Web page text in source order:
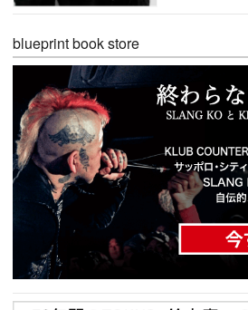
blueprint book store